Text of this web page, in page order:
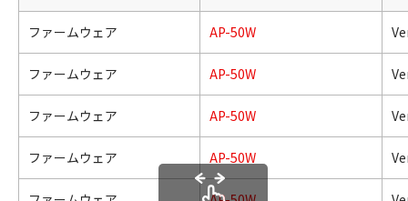
ファームウェア AP-50W
ファームウェア AP-50W
ファームウェア AP-50W
ファームウェア AP-50W